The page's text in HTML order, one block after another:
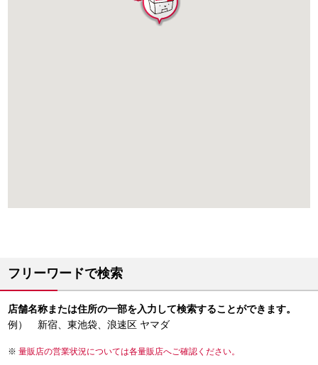
フリーワードで検索
店舗名称または住所の一部を入力して検索することができます。
例） 新宿、東池袋、浪速区 ヤマダ
量販店の営業状況については各量販店へご確認ください。